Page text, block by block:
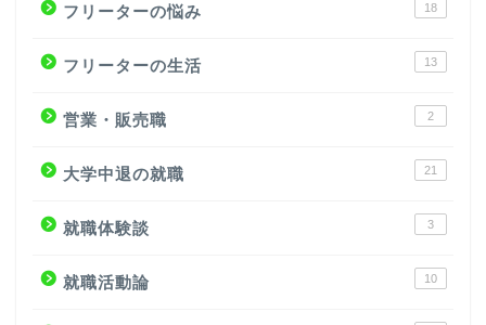
フリーターの悩み 18
フリーターの生活 13
営業・販売職 2
大学中退の就職 21
就職体験談 3
就職活動論 10